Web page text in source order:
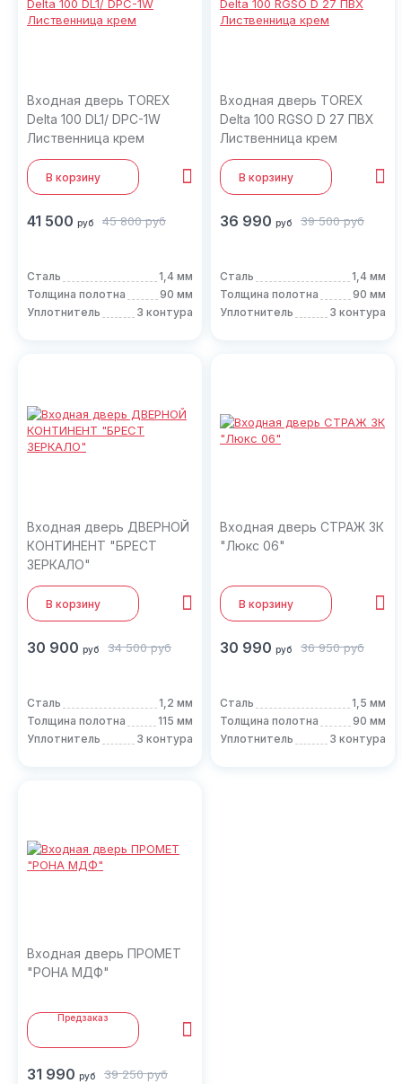
Входная дверь TOREX
Delta 100 DL1/ DPС-1W
Лиственница крем
В корзину
41 500 руб 45 800 руб
Сталь
1,4 мм
Толщина полотна
90 мм
Уплотнитель
3 контура
Входная дверь TOREX
Delta 100 RGSO D 27 ПВХ
Лиственница крем
В корзину
36 990 руб 39 500 руб
Сталь
1,4 мм
Толщина полотна
90 мм
Уплотнитель
3 контура
Входная дверь ДВЕРНОЙ
КОНТИНЕНТ "БРЕСТ
ЗЕРКАЛО"
В корзину
30 900 руб 34 500 руб
Сталь
1,2 мм
Толщина полотна
115 мм
Уплотнитель
3 контура
Входная дверь СТРАЖ 3К
"Люкс 06"
В корзину
30 990 руб 36 950 руб
Сталь
1,5 мм
Толщина полотна
90 мм
Уплотнитель
3 контура
Входная дверь ПРОМЕТ
"РОНА МДФ"
Предзаказ
31 990 руб 39 250 руб